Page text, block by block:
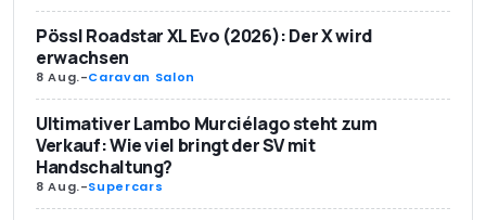
Pössl Roadstar XL Evo (2026): Der X wird
erwachsen
8 Aug.-Caravan Salon
Ultimativer Lambo Murciélago steht zum
Verkauf: Wie viel bringt der SV mit
Handschaltung?
8 Aug.-Supercars